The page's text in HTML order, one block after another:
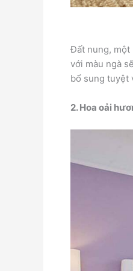
Đất nung, một
với màu ngà
bổ sung tuyệt
2. Hoa oải